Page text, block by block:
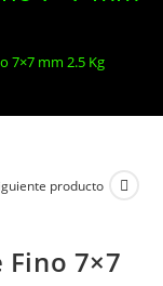
7×7 mm 2.5 Kg
producto
Fino 7×7